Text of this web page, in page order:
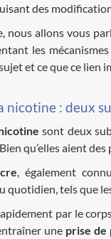
des
nous allons vous
les
et ce que ce lien
nicotine : deux
sont deux
qu’elles aient
, également
quotidien, tels que
par le
une prise de